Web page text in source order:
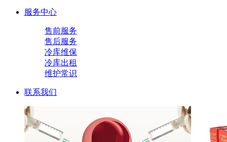
服务中心
售前服务
售后服务
冷库维保
冷库出租
维护常识
联系我们